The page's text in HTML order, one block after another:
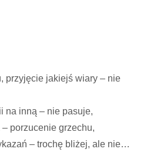
przyjęcie jakiejś wiary – nie
na inną – nie pasuje,
porzucenie grzechu,
– trochę bliżej, ale nie…